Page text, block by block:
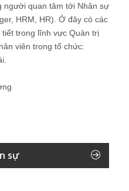
người quan tâm tới Nhân sự
HRM, HR). Ở đây có các
trong lĩnh vực Quản trị
viên trong tổ chức:
sự